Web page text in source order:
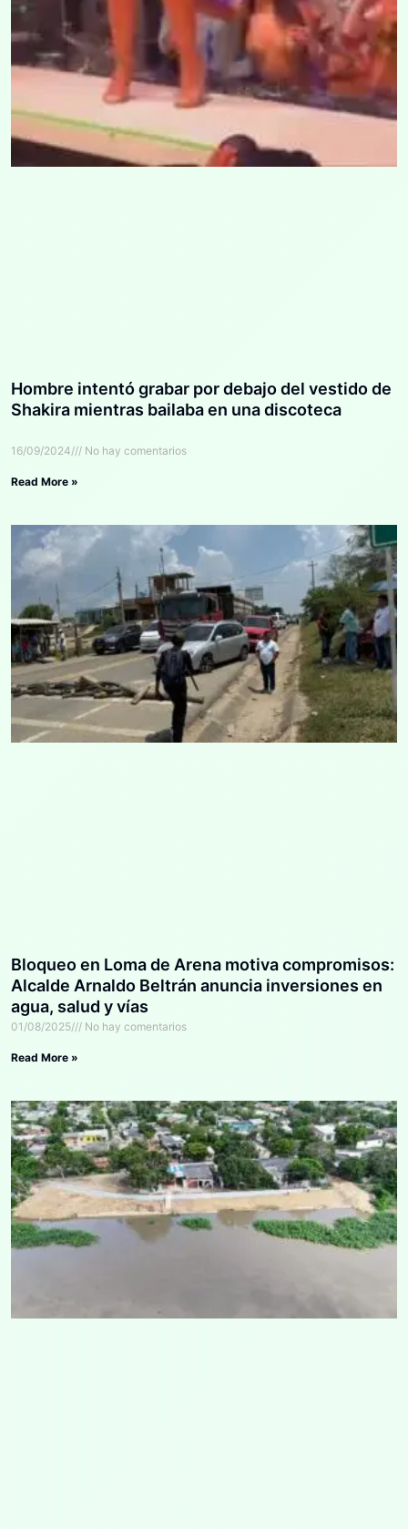
Hombre intentó grabar por debajo del vestido de
Shakira mientras bailaba en una discoteca
16/09/2024 No hay comentarios
Read More »
Bloqueo en Loma de Arena motiva compromisos:
Alcalde Arnaldo Beltrán anuncia inversiones en
agua, salud y vías
01/08/2025 No hay comentarios
Read More »